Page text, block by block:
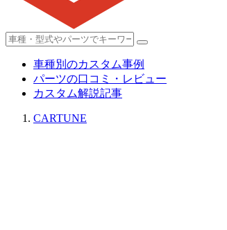
車種別のカスタム事例
パーツの口コミ・レビュー
カスタム解説記事
CARTUNE